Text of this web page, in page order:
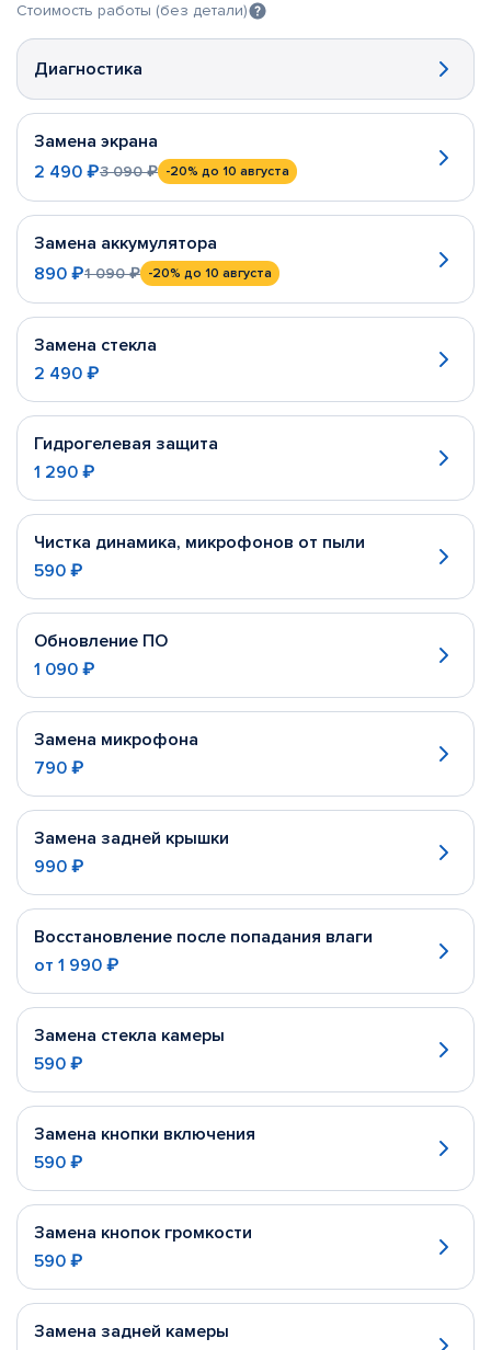
Стоимость работы (без детали)
Диагностика
Замена экрана
2 490 ₽3 090 ₽ -20% до 10 августа
Замена аккумулятора
890 ₽1 090 ₽ -20% до 10 августа
Замена стекла
2 490 ₽
Гидрогелевая защита
1 290 ₽
Чистка динамика, микрофонов от пыли
590 ₽
Обновление ПО
1 090 ₽
Замена микрофона
790 ₽
Замена задней крышки
990 ₽
Восстановление после попадания влаги
от 1 990 ₽
Замена стекла камеры
590 ₽
Замена кнопки включения
590 ₽
Замена кнопок громкости
590 ₽
Замена задней камеры